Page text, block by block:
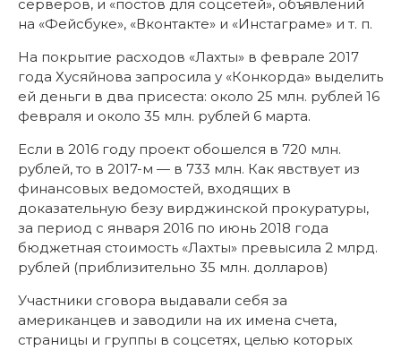
серверов, и «постов для соцсетей», объявлений
на «Фейсбуке», «Вконтакте» и «Инстаграме» и т. п.
На покрытие расходов «Лахты» в феврале 2017
года Хусяйнова запросила у «Конкорда» выделить
ей деньги в два присеста: около 25 млн. рублей 16
февраля и около 35 млн. рублей 6 марта.
Если в 2016 году проект обошелся в 720 млн.
рублей, то в 2017-м — в 733 млн. Как явствует из
финансовых ведомостей, входящих в
доказательную безу вирджинской прокуратуры,
за период с января 2016 по июнь 2018 года
бюджетная стоимость «Лахты» превысила 2 млрд.
рублей (приблизительно 35 млн. долларов)
Участники сговора выдавали себя за
американцев и заводили на их имена счета,
страницы и группы в соцсетях, целью которых